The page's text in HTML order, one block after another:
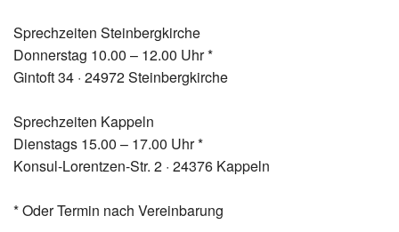
Sprechzeiten Steinbergkirche
Donnerstag 10.00 – 12.00 Uhr *
Gintoft 34 · 24972 Steinbergkirche
Sprechzeiten Kappeln
Dienstags 15.00 – 17.00 Uhr *
Konsul-Lorentzen-Str. 2 · 24376 Kappeln
* Oder Termin nach Vereinbarung